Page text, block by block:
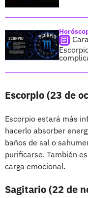
Escorpio (23 de
Escorpio estará más
hacerlo absorber
baños de sal o
purificarse. También
carga emocional.
Sagitario (22 de